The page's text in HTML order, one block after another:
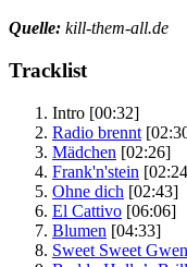
Quelle: kill-them-all.de
Tracklist
Intro [00:32]
Radio brennt
Mädchen [02:26]
Frank'n'stein
Ohne dich [02:43]
El Cattivo [06:06]
Blumen [04:33]
Sweet Sweet